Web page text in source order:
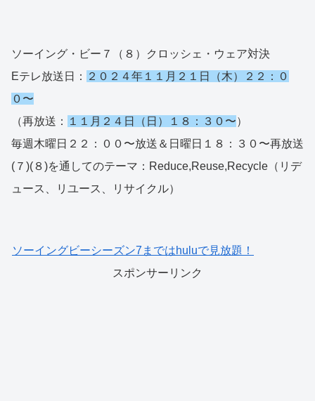
ソーイング・ビー７（８）クロッシェ・ウェア対決
Eテレ放送日：
２０２４年１１月２１日（木）２２：０
０〜
（再放送：
１１月２４日（日）１８：３０〜）
毎週木曜日２２：００〜放送＆日曜日１８：３０〜再放送
(７)(８)を通してのテーマ：Reduce,Reuse,Recycle（リデ
ュース、リユース、リサイクル）
ソーイングビーシーズン7まではhuluで見放題！
スポンサーリンク